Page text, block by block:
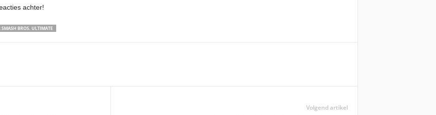
achter!
SMASH BROS. ULTIMATE
Volgend artikel